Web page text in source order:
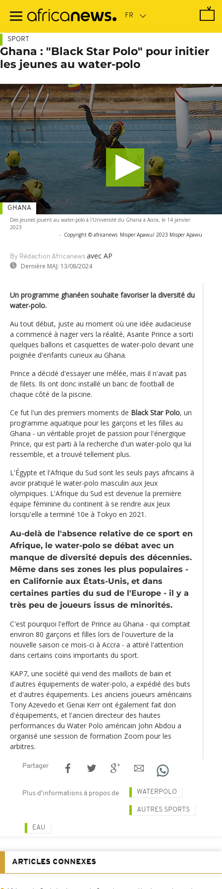
contenu
SPORT
Ghana : "Black Star Polo" pour initier
les jeunes au water-polo
Des jeunes jouent au water-polo à l'Université du Ghana à Accra, le 14 janvier
2023
- Copyright © africanews Misper Apawu/ 2023 Misper Apawu
By Rédaction Africanews avec AP
Dernière MAJ: 13/08/2024
GHANA
Un programme ghanéen souhaite favoriser la diversité du
water-polo.
Au tout début, juste au moment où une idée audacieuse
a commencé à nager vers la réalité, Asante Prince a sorti
quelques ballons et casquettes de water-polo devant une
poignée d'enfants curieux au Ghana.
Prince a décidé d'essayer une mêlée, mais il n'avait pas
de filets. Ils ont donc installé un banc de football de
chaque côté de la piscine.
Ce fut l'un des premiers moments de Black Star Polo, un
programme aquatique pour les garçons et les filles au
Ghana - un véritable projet de passion pour l'énergique
Prince, qui est parti à la recherche d'un water-polo qui lui
ressemble, et a trouvé tellement plus.
L'Égypte et l'Afrique du Sud sont les seuls pays africains à
avoir pratiqué le water-polo masculin aux Jeux
olympiques. L'Afrique du Sud est devenue la première
équipe féminine du continent à se rendre aux Jeux
lorsqu'elle a terminé 10e à Tokyo en 2021.
Au-delà de l'absence relative de ce sport en
Afrique, le water-polo se débat avec un
manque de diversité depuis des décennies.
Même dans ses zones les plus populaires -
en Californie aux États-Unis, et dans
certaines parties du sud de l'Europe - il y a
très peu de joueurs issus de minorités.
C'est pourquoi l'effort de Prince au Ghana - qui comptait
environ 80 garçons et filles lors de l'ouverture de la
nouvelle saison ce mois-ci à Accra - a attiré l'attention
dans certains coins importants du sport.
KAP7, une société qui vend des maillots de bain et
d'autres équipements de water-polo, a expédié des buts
et d'autres équipements. Les anciens joueurs américains
Tony Azevedo et Genai Kerr ont également fait don
d'équipements, et l'ancien directeur des hautes
performances du Water Polo américain John Abdou a
organisé une session de formation Zoom pour les
arbitres.
Partager
Plus d'informations à propos de WATERPOLO
AUTRES SPORTS
EAU
ARTICLES CONNEXES